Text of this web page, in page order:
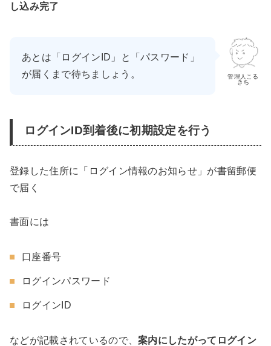
し込み完了
管理人こる
きち
あとは「ログインID」と「パスワード」
が届くまで待ちましょう。
ログインID到着後に初期設定を行う
登録した住所に「ログイン情報のお知らせ」が書留郵便
で届く
書面には
口座番号
ログインパスワード
ログインID
などが記載されているので、案内にしたがってログイン